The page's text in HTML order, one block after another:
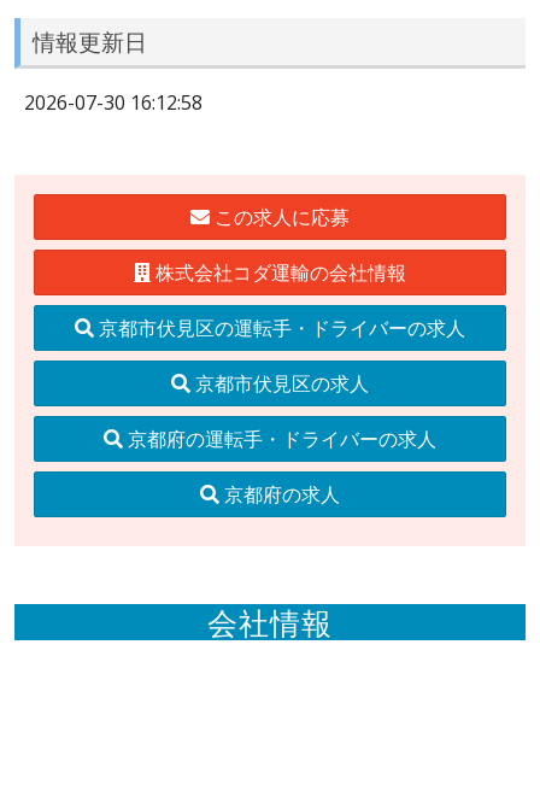
情報更新日
2026-07-30 16:12:58
この求人に応募
株式会社コダ運輸の会社情報
京都市伏見区の運転手・ドライバーの求人
京都市伏見区の求人
京都府の運転手・ドライバーの求人
京都府の求人
会社情報